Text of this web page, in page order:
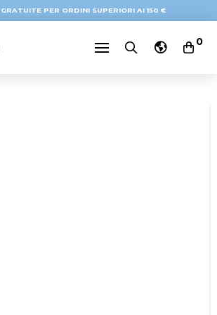
PER ORDINI SUPERIORI AI 150 €
0